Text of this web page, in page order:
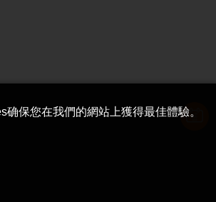
确保您在我們的網站上獲得最佳體驗。